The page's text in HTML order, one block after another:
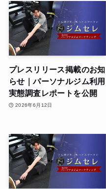
プレスリリース掲載のお知
らせ｜パーソナルジム利用
実態調査レポートを公開
2026年6月12日